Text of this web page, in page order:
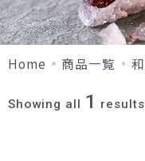
Home 商品一覧
Showing all 1 results
洋菓子
山形旬
山形旬
リップ
生リッ
ご利用ガイド
包装について
よくあるご質問